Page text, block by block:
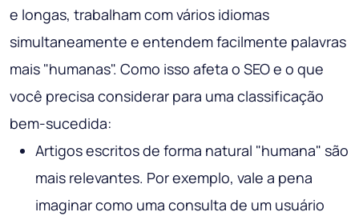
e longas, trabalham com vários idiomas
simultaneamente e entendem facilmente palavras
mais "humanas". Como isso afeta o SEO e o que
você precisa considerar para uma classificação
bem-sucedida:
Artigos escritos de forma natural "humana" são
mais relevantes. Por exemplo, vale a pena
imaginar como uma consulta de um usuário